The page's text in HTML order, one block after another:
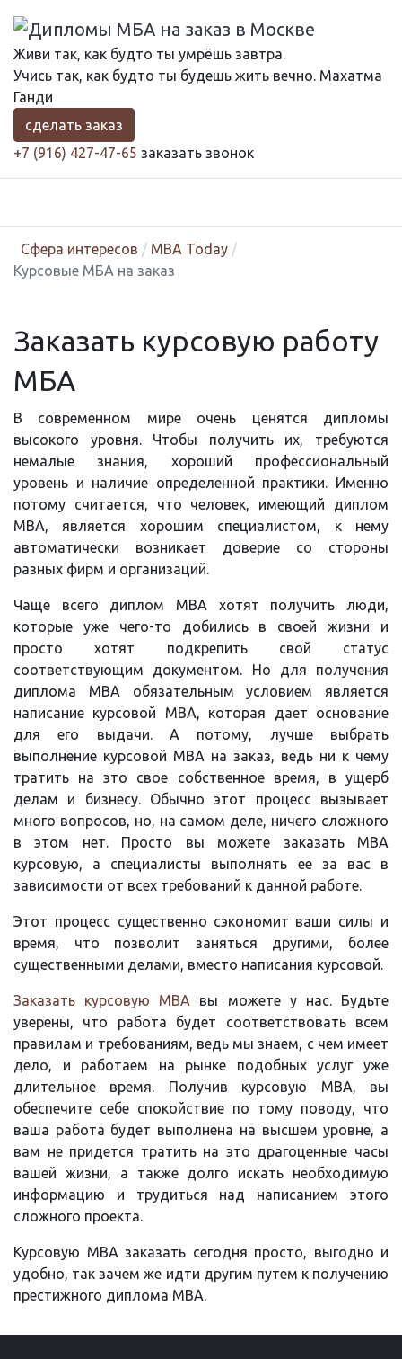
Живи так, как будто ты умрёшь завтра.
Учись так, как будто ты будешь жить вечно. Махатма
Ганди
сделать заказ
+7 (916) 427-47-65 заказать звонок
Сфера интересов
MBA Today
Курсовые МБА на заказ
Заказать курсовую работу
МБА
В современном мире очень ценятся дипломы
высокого уровня. Чтобы получить их, требуются
немалые знания, хороший профессиональный
уровень и наличие определенной практики. Именно
потому считается, что человек, имеющий диплом
MBA, является хорошим специалистом, к нему
автоматически возникает доверие со стороны
разных фирм и организаций.
Чаще всего диплом MBA хотят получить люди,
которые уже чего-то добились в своей жизни и
просто хотят подкрепить свой статус
соответствующим документом. Но для получения
диплома MBA обязательным условием является
написание курсовой MBA, которая дает основание
для его выдачи. А потому, лучше выбрать
выполнение курсовой MBA на заказ, ведь ни к чему
тратить на это свое собственное время, в ущерб
делам и бизнесу. Обычно этот процесс вызывает
много вопросов, но, на самом деле, ничего сложного
в этом нет. Просто вы можете заказать MBA
курсовую, а специалисты выполнять ее за вас в
зависимости от всех требований к данной работе.
Этот процесс существенно сэкономит ваши силы и
время, что позволит заняться другими, более
существенными делами, вместо написания курсовой.
Заказать курсовую MBA вы можете у нас. Будьте
уверены, что работа будет соответствовать всем
правилам и требованиям, ведь мы знаем, с чем имеет
дело, и работаем на рынке подобных услуг уже
длительное время. Получив курсовую MBA, вы
обеспечите себе спокойствие по тому поводу, что
ваша работа будет выполнена на высшем уровне, а
вам не придется тратить на это драгоценные часы
вашей жизни, а также долго искать необходимую
информацию и трудиться над написанием этого
сложного проекта.
Курсовую MBA заказать сегодня просто, выгодно и
удобно, так зачем же идти другим путем к получению
престижного диплома MBA.